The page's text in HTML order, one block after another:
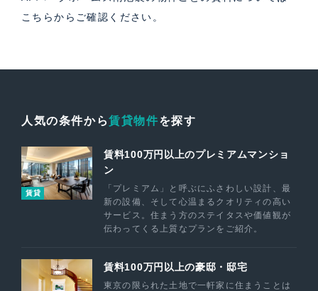
こちらからご確認ください。
人気の条件から賃貸物件を探す
賃貸
賃料100万円以上のプレミアムマンショ
ン
「プレミアム」と呼ぶにふさわしい設計、最
新の設備、そして心温まるクオリティの高い
サービス。住まう方のステイタスや価値観が
伝わってくる上質なプランをご紹介。
賃料100万円以上の豪邸・邸宅
東京の限られた土地で一軒家に住まうことは